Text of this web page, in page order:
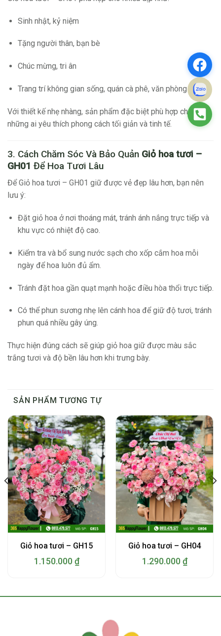
Sinh nhật, kỷ niệm
Tặng người thân, bạn bè
Chúc mừng, tri ân
Trang trí không gian sống, quán cà phê, văn phòng
Với thiết kế nhẹ nhàng, sản phẩm đặc biệt phù hợp cho
những ai yêu thích phong cách tối giản và tinh tế.
3. Cách Chăm Sóc Và Bảo Quản Giỏ hoa tươi –
GH01 Để Hoa Tươi Lâu
Để Giỏ hoa tươi – GH01 giữ được vẻ đẹp lâu hơn, bạn nên
lưu ý:
Đặt giỏ hoa ở nơi thoáng mát, tránh ánh nắng trực tiếp và
khu vực có nhiệt độ cao.
Kiểm tra và bổ sung nước sạch cho xốp cắm hoa mỗi
ngày để hoa luôn đủ ẩm.
Tránh đặt hoa gần quạt mạnh hoặc điều hòa thổi trực tiếp.
Có thể phun sương nhẹ lên cánh hoa để giữ độ tươi, tránh
phun quá nhiều gây úng.
Thực hiện đúng cách sẽ giúp giỏ hoa giữ được màu sắc
trắng tươi và độ bền lâu hơn khi trưng bày.
SẢN PHẨM TƯƠNG TỰ
Giỏ hoa tươi – GH15
1.150.000 ₫
Giỏ hoa tươi – GH04
1.290.000 ₫